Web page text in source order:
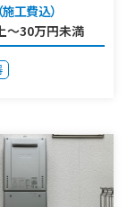
工費込）
～30万円未満